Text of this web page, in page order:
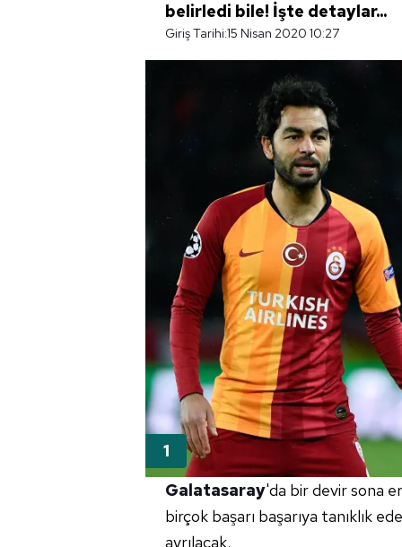
belirledi bile! İşte detaylar...
Giriş Tarihi:15 Nisan 2020 10:27
Galatasaray'da bir devir sona
birçok başarı başarıya tanıklık
ayrılacak.